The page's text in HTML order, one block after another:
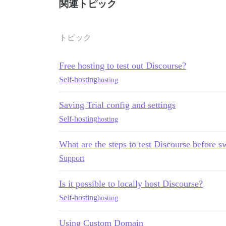
関連トピック
トピック
Free hosting to test out Discourse?
Self-hostinghosting
Saving Trial config and settings
Self-hostinghosting
What are the steps to test Discourse before
Support
Is it possible to locally host Discourse?
Self-hostinghosting
Using Custom Domain